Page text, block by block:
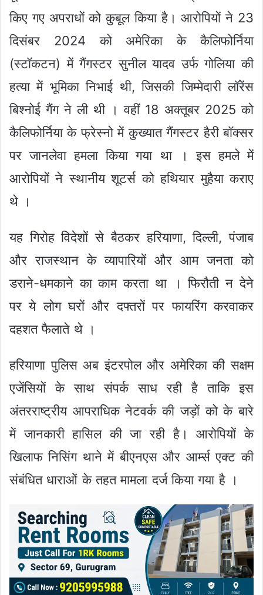
किए गए अपराधों को कुबूल किया है। आरोपियों ने 23
दिसंबर 2024 को अमेरिका के कैलिफोर्निया
(स्टॉकटन) में गैंगस्टर सुनील यादव उर्फ गोलिया की
हत्या में भूमिका निभाई थी, जिसकी जिम्मेदारी लॉरेंस
बिश्नोई गैंग ने ली थी । वहीं 18 अक्तूबर 2025 को
कैलिफोर्निया के फ्रेस्नो में कुख्यात गैंगस्टर हैरी बॉक्सर
पर जानलेवा हमला किया गया था । इस हमले में
आरोपियों ने स्थानीय शूटर्स को हथियार मुहैया कराए
थे ।
यह गिरोह विदेशों से बैठकर हरियाणा, दिल्ली, पंजाब
और राजस्थान के व्यापारियों और आम जनता को
डराने-धमकाने का काम करता था । फिरौती न देने
पर ये लोग घरों और दफ्तरों पर फायरिंग करवाकर
दहशत फैलाते थे ।
हरियाणा पुलिस अब इंटरपोल और अमेरिका की सक्षम
एजेंसियों के साथ संपर्क साध रही है ताकि इस
अंतरराष्ट्रीय आपराधिक नेटवर्क की जड़ों को के बारे
में जानकारी हासिल की जा रही है। आरोपियों के
खिलाफ निसिंग थाने में बीएनएस और आर्म्स एक्ट की
संबंधित धाराओं के तहत मामला दर्ज किया गया है ।